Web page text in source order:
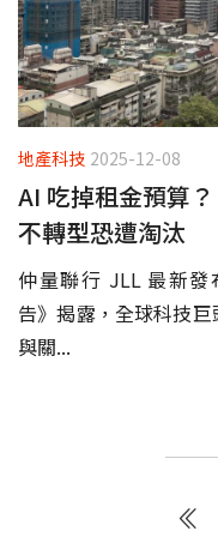
地產科技 2025-12-08
AI 吃掉租金預算
不轉型恐遭淘汰
仲量聯行 JLL 最新
告》揭露，全球科技
與關...